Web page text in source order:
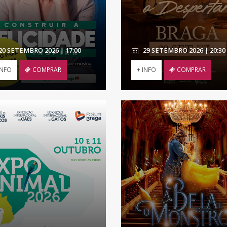
SETEMBRO 2026 | 17:00
COMPRAR
29 SETEMBRO 2026 | 20:30
+ INFO COMPRAR